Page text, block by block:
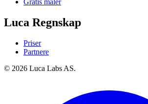
Gratis maler
Luca Regnskap
Priser
Partnere
© 2026 Luca Labs AS.